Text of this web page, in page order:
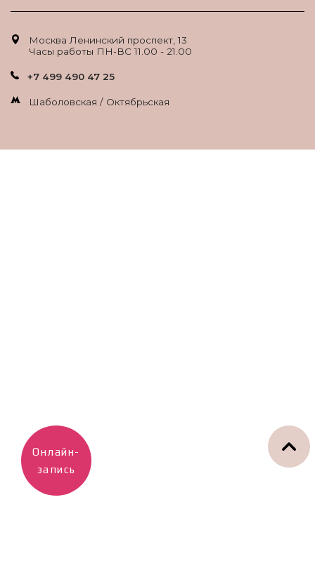
Москва Ленинский проспект, 13
Часы работы ПН-ВС 11.00 - 21.00
+7 499 490 47 25
Шаболовская / Октябрьская
Онлайн-
запись